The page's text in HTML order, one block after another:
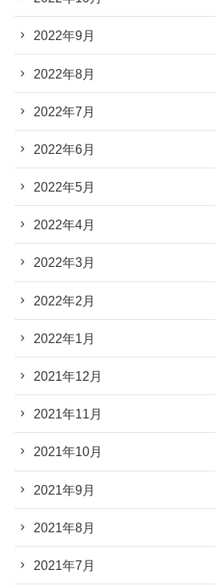
2022年9月
2022年8月
2022年7月
2022年6月
2022年5月
2022年4月
2022年3月
2022年2月
2022年1月
2021年12月
2021年11月
2021年10月
2021年9月
2021年8月
2021年7月